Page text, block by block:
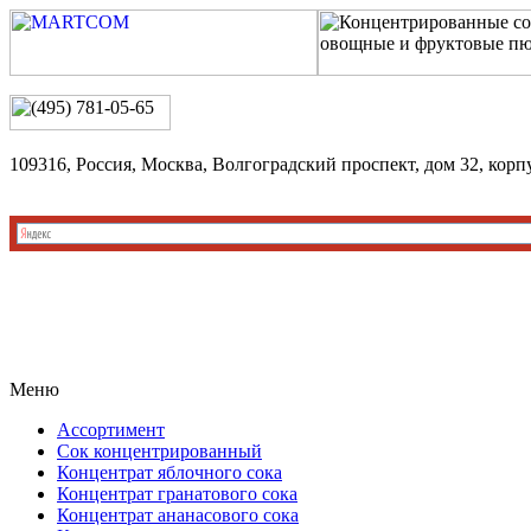
109316, Россия, Москва, Волгоградский проспект, дом 32,
Меню
Ассортимент
Сок концентрированный
Концентрат яблочного сока
Концентрат гранатового сока
Концентрат ананасового сока